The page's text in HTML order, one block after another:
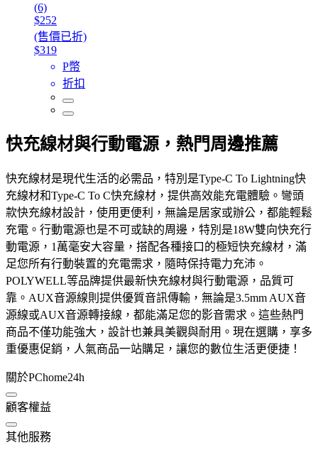
(6)
$252
(售價已折)
$319
P幣
折扣
快充線材與行動電源，熱門周邊推薦
快充線材是現代生活的必需品，特別是Type-C To Lightning快
充線材和Type-C To C快充線材，提供高效能充電體驗。彎頭
款快充線材設計，使用更便利，無論是居家或辦公，都能輕鬆
充電。行動電源也是不可或缺的周邊，特別是18W雙向快充行
動電源，1萬毫安大容量，搭配各種接口的極短快充線材，滿
足您所有行動裝置的充電需求，隨時保持電力充沛。
POLYWELL等品牌提供最新快充線材與行動電源，品質可
靠。AUX音源線則提供優質音訊傳輸，無論是3.5mm AUX音
源線或AUX音源轉接線，都能滿足您的影音需求。這些熱門
商品不僅功能強大，設計也兼具美觀與耐用。現在選購，享多
重優惠促銷，人氣商品一站購足，讓您的數位生活更便捷！
關於PChome24h
顧客權益
其他服務